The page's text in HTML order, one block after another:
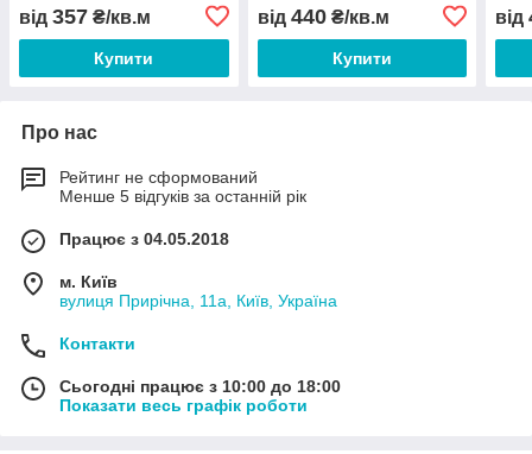
від 357 ₴/кв.м
Купити
від 440₴/кв.м
Купити
від
Про нас
Рейтинг не сформований
Менше 5 відгуків за останній рік
Працює з 04.05.2018
м. Київ
вулиця Прирічна, 11а, Київ, Україна
Контакти
Сьогодні працює з 10:00 до 18:00
Показати весь графік роботи